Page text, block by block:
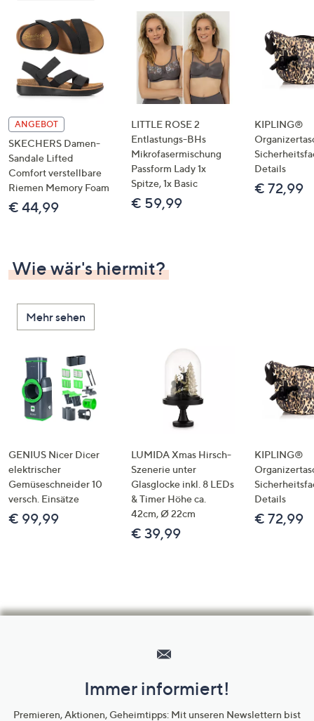
ANGEBOT
SKECHERS Damen-
Sandale Lifted
Comfort verstellbare
Riemen Memory Foam
€ 44,99
LITTLE ROSE 2
Entlastungs-BHs
Mikrofasermischung
Passform Lady 1x
Spitze, 1x Basic
€ 59,99
KIPLING®
Details
€ 72,99
Wie wär's hiermit?
Mehr sehen
GENIUS Nicer Dicer
elektrischer
Gemüseschneider 10
versch. Einsätze
€ 99,99
LUMIDA Xmas Hirsch-
Szenerie unter
Glasglocke inkl. 8 LEDs
& Timer Höhe ca.
42cm, Ø 22cm
€ 39,99
KIPLING®
Details
€ 72,99
Unternehmensinformationen
Immer informiert!
Premieren, Aktionen, Geheimtipps: Mit unseren Newslettern bist